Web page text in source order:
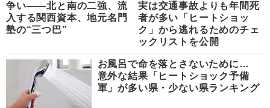
争い――北と南の二強、流
入する関西資本、地元名門
塾の“三つ巴”
実は交通事故よりも年間死
者が多い「ヒートショッ
ク」から逃れるためのチェ
ックリストを公開
お風呂で命を落とさないために…
意外な結果「ヒートショック予備
軍」が多い県・少ない県ランキング